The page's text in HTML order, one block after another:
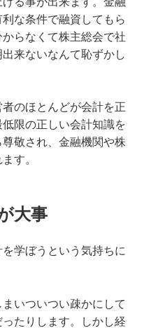
な条件で融資してもら
らなくて株主総会で社
来ないなんて恥ずかし
のほとんどが会計を正
限の正しい会計知識を
敬され、金融機関や株
す。
大事
学ぼうという気持ちに
いついつい疎かにして
たりします。しかし経